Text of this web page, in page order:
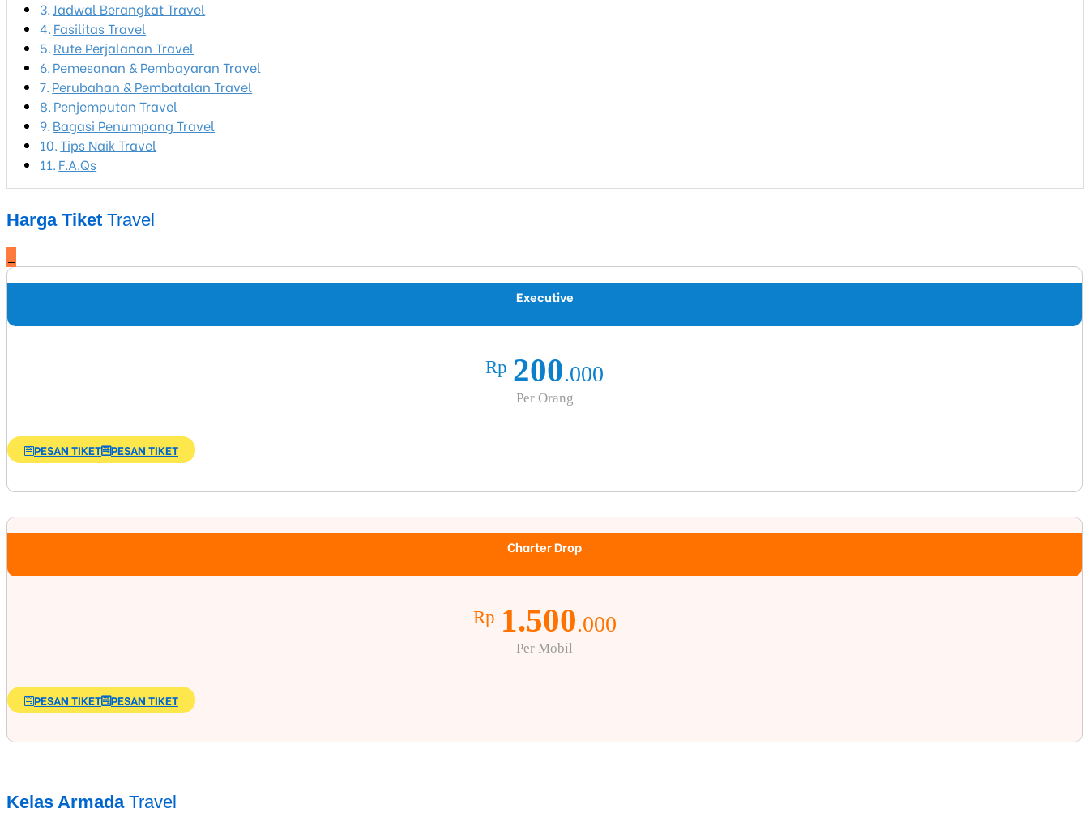
Jadwal Berangkat Travel
Fasilitas Travel
Rute Perjalanan Travel
Pemesanan & Pembayaran Travel
Perubahan & Pembatalan Travel
Penjemputan Travel
Bagasi Penumpang Travel
Tips Naik Travel
F.A.Qs
Harga Tiket Travel
_
Executive
Rp 200.000
Per Orang
PESAN TIKET PESAN TIKET
Charter Drop
Rp 1.500.000
Per Mobil
PESAN TIKET PESAN TIKET
Kelas ArmadaTravel